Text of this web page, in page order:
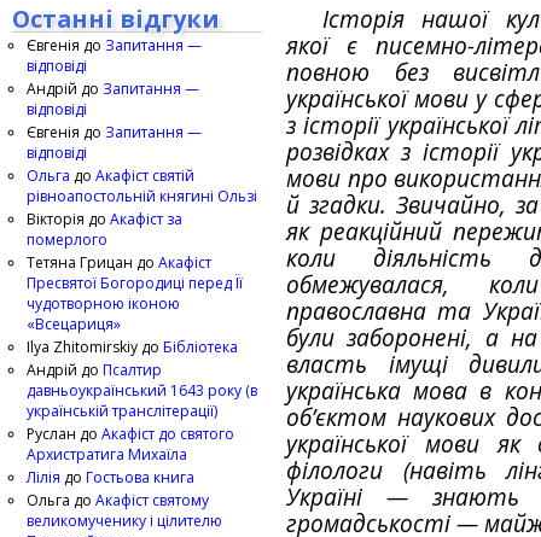
Історія нашої
якої є писемно-
повною без
української мови у
з історії
розвідках з історії
мови про
й згадки. Звичайно,
як реакційний
коли діяльність
обмежувалася,
православна та
були заборонені, а
власть імущі
українська мова в
об’єктом наукових
української мови як
філологи (навіть
Україні —
громадськості —
Останні відгуки
Євгенія до Запитання —
відповіді
Андрій до Запитання —
відповіді
Євгенія до Запитання —
відповіді
Ольга до Акафіст святій
рівноапостольній княгині Ользі
Вікторія до Акафіст за
померлого
Тетяна Грицан до Акафіст
Пресвятої Богородиці перед Її
чудотворною іконою
«Всецариця»
Ilya Zhitomirskiy до Бібліотека
Андрій до Псалтир
давньоукраїнський 1643 року (в
українській транслітерації)
Руслан до Акафіст до святого
Архистратига Михаїла
Лілія до Гостьова книга
Ольга до Акафіст святому
великомученику і цілителю